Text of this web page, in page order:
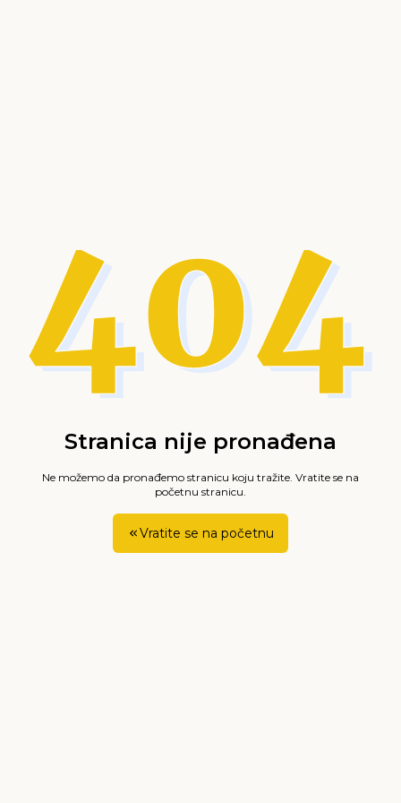
Stranica nije pronađena
Ne možemo da pronađemo stranicu koju tražite. Vratite se na
početnu stranicu.
Vratite se na početnu